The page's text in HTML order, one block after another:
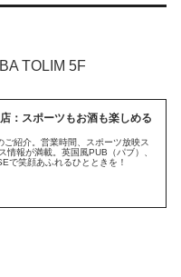
TOLIM 5F
：スポーツもお酒も楽しめる
紹介。営業時間、スポーツ放映ス
情報が満載。英国風PUB（パブ）、
で笑顔あふれるひとときを！